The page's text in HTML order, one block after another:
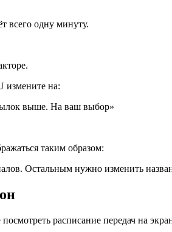
всего одну минуту.
измените на:
выше. На ваш выбор»
таким образом:
Остальным нужно изменить
расписание передач на